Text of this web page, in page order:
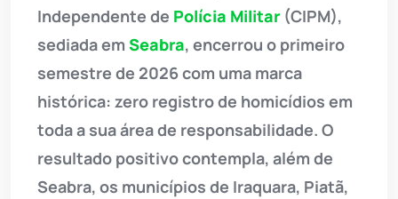
Independente de Polícia Militar (CIPM),
sediada em Seabra, encerrou o primeiro
semestre de 2026 com uma marca
histórica: zero registro de homicídios em
toda a sua área de responsabilidade. O
resultado positivo contempla, além de
Seabra, os municípios de Iraquara, Piatã,